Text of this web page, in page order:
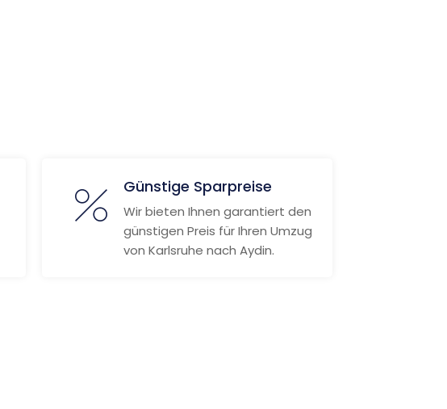
Günstige Sparpreise
Wir bieten Ihnen garantiert den
günstigen Preis für Ihren Umzug
von Karlsruhe nach Aydin.